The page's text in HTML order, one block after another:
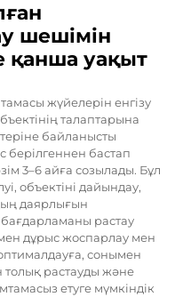
шешімін
қанша уақыт
жүйелерін енгізу
талаптарына
байланысты
берілгеннен бастап
3–6 айға созылады. Бұл
объектіні дайындау,
даярлығын
бағдарламаны растау
дұрыс жоспарлау мен
сонымен
толық растауды және
етуге мүмкіндік